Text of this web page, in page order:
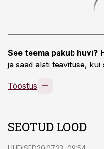
See teema pakub huvi?
ja saad alati teavituse,
Tööstus
SEOTUD LOOD